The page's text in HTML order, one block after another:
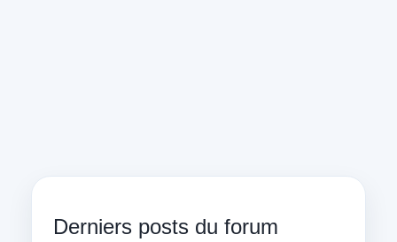
Derniers posts du forum